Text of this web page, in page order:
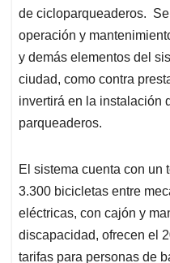
de cicloparqueaderos.
operación y
y demás elementos del
ciudad, como contra
invertirá en la instalación
parqueaderos.
El sistema cuenta con un
3.300 bicicletas entre
eléctricas, con cajón y
discapacidad, ofrecen el
tarifas para personas de